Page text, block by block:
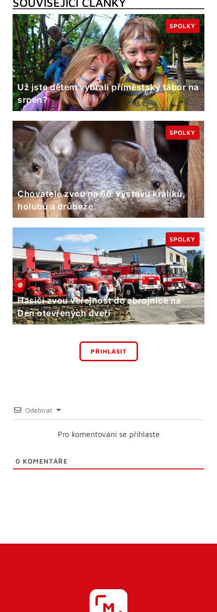
Už jste dětem vybrali příměstský tábor na
srpen?
SPOLKY
Chovatelé zvou na 66. výstavu králíků,
holubů a drůbeže
SPOLKY
Hasiči zvou veřejnost do zbrojnice na
Den otevřených dveří
SPOLKY
PŘIHLÁSIT
Odebírat
Pro komentování se přihlaste
0 KOMENTÁŘE